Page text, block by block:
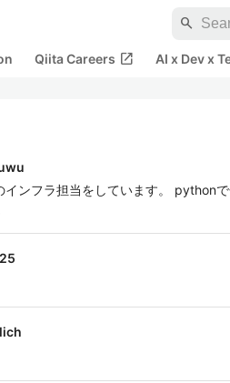
search
Qiita Careers open_in_new AI x Dev x
インフラ担当をしています。 python